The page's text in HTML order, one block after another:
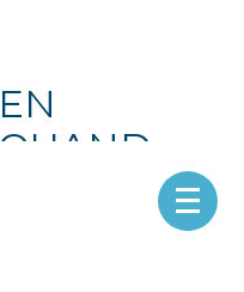
L'AIDE ?
à jour 21 novembre